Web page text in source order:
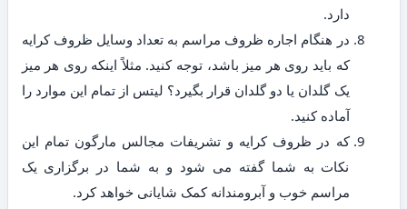
دارد.
در هنگام اجاره ظروف مراسم به تعداد وسایل ظروف کرایه
که باید روی هر میز باشد، توجه کنید. مثلاً اینکه روی هر میز
یک گلدان یا دو گلدان قرار بگیرد؟ لیتس از تمام این موارد را
آماده کنید.
که در ظروف کرایه و تشریفات مجالس مارگون تمام این
نکات به شما گفته می شود و به شما در برگزاری یک
مراسم خوب و آبرومندانه کمک شایانی خواهد کرد.